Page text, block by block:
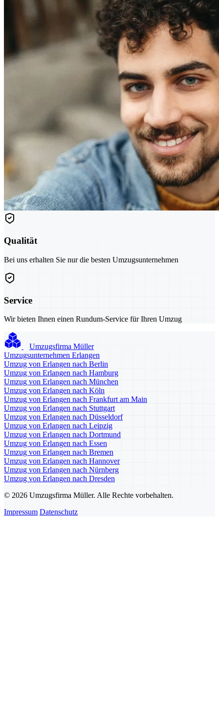
Qualität
Bei uns erhalten Sie nur die besten Umzugsunternehmen
Service
Wir bieten Ihnen einen Rundum-Service für Ihren Umzug
Umzugsfirma Müller
Umzugsunternehmen Erlangen
Umzug von Erlangen nach Berlin
Umzug von Erlangen nach Hamburg
Umzug von Erlangen nach München
Umzug von Erlangen nach Köln
Umzug von Erlangen nach Frankfurt am Main
Umzug von Erlangen nach Stuttgart
Umzug von Erlangen nach Düsseldorf
Umzug von Erlangen nach Leipzig
Umzug von Erlangen nach Dortmund
Umzug von Erlangen nach Essen
Umzug von Erlangen nach Bremen
Umzug von Erlangen nach Hannover
Umzug von Erlangen nach Nürnberg
Umzug von Erlangen nach Dresden
© 2026 Umzugsfirma Müller. Alle Rechte vorbehalten.
Impressum Datenschutz